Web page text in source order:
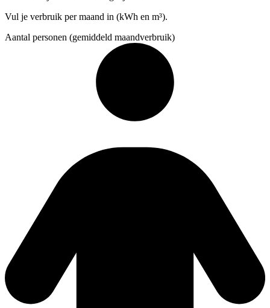
Vul je verbruik per maand in (kWh en m³).
Aantal personen (gemiddeld maandverbruik)